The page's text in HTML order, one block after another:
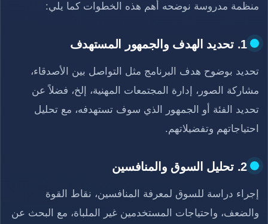
منظمة مدروسة نوضحه أهم هذه الخطوات كما يلي:
1. تحديد الهدف والجمهور المستهدف
تحديد بوضوح هدف البرنامج مثل التواصل بين الأصدقاء،
مشاركة الصور، إدارة المجتمعات المهنية، إلخ، فضلاً عن
تحديد الفئة أو الجمهور الذي سوف تستهدفه، مع تحليل
احتياجاتهم وتفضيلاتهم.
2. تحليل السوق والمنافسين
إجراء دراسة للسوق لمعرفة المنافسين، نقاط القوة
والضعف، واحتياجات المستخدمين غير الملباة، مع البحث عن